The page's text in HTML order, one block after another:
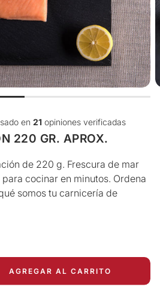
en 21 opiniones verificadas
220 GR. APROX.
de 220 g. Frescura de mar
cocinar en minutos. Ordena
somos tu carnicería de
AGREGAR AL CARRITO